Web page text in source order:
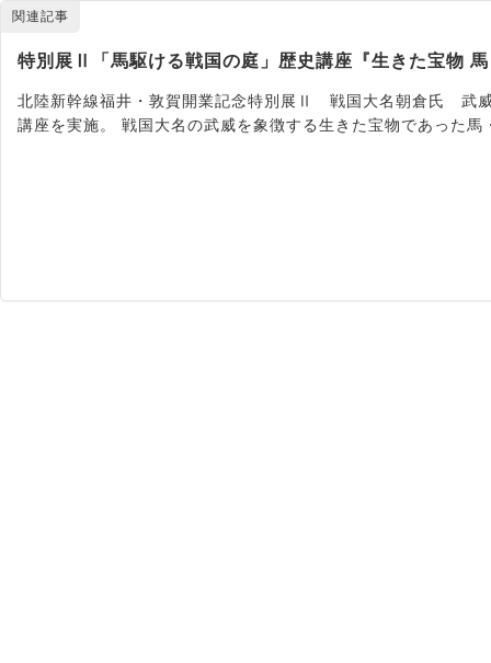
関連記事
特別展Ⅱ「馬駆ける戦国の庭」歴史講座『生きた宝物
北陸新幹線福井・敦賀開業記念特別展Ⅱ 戦国大名朝倉氏 武
講座を実施。 戦国大名の武威を象徴する生きた宝物であった